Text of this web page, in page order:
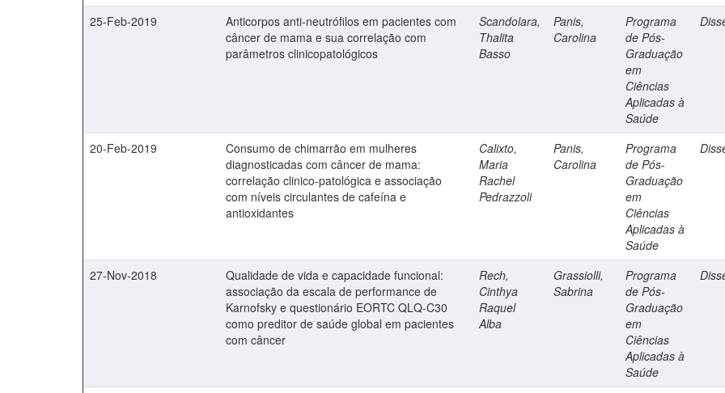
25-Feb-2019
Anticorpos anti-neutrófilos em pacientes com
câncer de mama e sua correlação com
parâmetros clinicopatológicos
Scandolara,
Thalita
Basso
Panis,
Carolina
Programa
de Pós-
Graduação
em
Ciências
Aplicadas à
Saúde
20-Feb-2019
Consumo de chimarrão em mulheres
diagnosticadas com câncer de mama:
correlação clinico-patológica e associação
com níveis circulantes de cafeína e
antioxidantes
Calixto,
Maria
Rachel
Pedrazzoli
Panis,
Carolina
Programa
de Pós-
Graduação
em
Ciências
Aplicadas à
Saúde
27-Nov-2018
Qualidade de vida e capacidade funcional:
associação da escala de performance de
Karnofsky e questionário EORTC QLQ-C30
como preditor de saúde global em pacientes
com câncer
Rech,
Cinthya
Raquel
Alba
Grassiolli,
Sabrina
Programa
de Pós-
Graduação
em
Ciências
Aplicadas à
Saúde